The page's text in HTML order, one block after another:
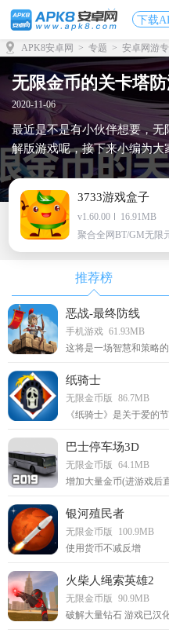
下载
APK8安卓网 > 专题 > 安卓网游
无限金币的关卡塔
2020-11-06
最近是不是有小伙伴想要，
解版游戏呢，接下来小编为
币，破解游戏盒子，无限内
们，这里有海量游戏，等你畅
3733游戏盒子
v1.60.00
16.91MB
推荐榜
恶战-最终防线
手机游戏 61.93MB
纸骑士
无限金币版 86.7MB
巴士停车场3D
无限金币版 64.1MB
增加大量金币(进游戏后
银河殖民者
无限金币版
100.9MB
使用货币不减反增
火柴人绳索英雄2
无限金币版 90.9MB
破解大量钻石 游戏已汉